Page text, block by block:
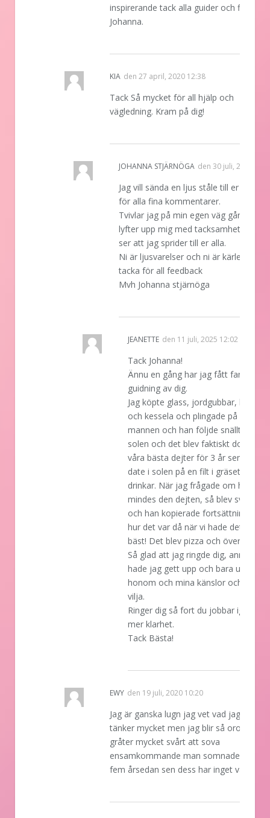
inspirerande tack alla guider och fina
Johanna.
KIA den 27 april, 2020 12:38
Tack Så mycket för all hjälp och
vägledning. Kram på dig!
JOHANNA STJÄRNÖGA den 30 juli, 2020
Jag vill sända en ljus ståle till er
för alla fina kommentarer.
Tvivlar jag på min egen väg går jag
lyfter upp mig med tacksamhet vad
ser att jag sprider till er alla.
Ni är ljusvarelser och ni är kärlek vill
tacka för all feedback
Mvh Johanna stjärnöga
JEANETTE den 11 juli, 2025 12:02
Tack Johanna!
Ännu en gång har jag fått fantastisk
guidning av dig.
Jag köpte glass, jordgubbar, banan
och kessela och plingade på hos
mannen och han följde snällt med i
solen och det blev faktiskt dom en
våra bästa dejter för 3 år sen. Typ
date i solen på en filt i gräset med
drinkar. När jag frågade om han
mindes den dejten, så blev svaret ja
och han kopierade fortsättningen på
hur det var då när vi hade det som
bäst! Det blev pizza och
Så glad att jag ringde dig, annars
hade jag gett upp och bara undvikit
honom och mina känslor och min
vilja.
Ringer dig så fort du jobbar igen för
mer klarhet.
Tack Bästa!
EWY den 19 juli, 2020 10:20
Jag är ganska lugn jag vet vad jagar o
tänker mycket men jag blir så orolig
gråter mycket svårt att sova
ensamkommande man somnade i för
fem årsedan sen dess har inget varit